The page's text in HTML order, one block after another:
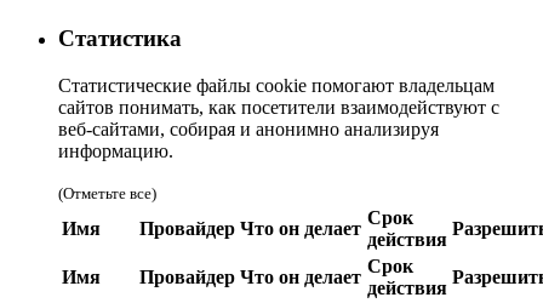
Статистика
Статистические файлы cookie помогают владельцам
сайтов понимать, как посетители взаимодействуют с
веб-сайтами, собирая и анонимно анализируя
информацию.
(Отметьте все)
Имя Провайдер Что он делает
Срок
действия
Имя Провайдер Что он делает
Срок
действия